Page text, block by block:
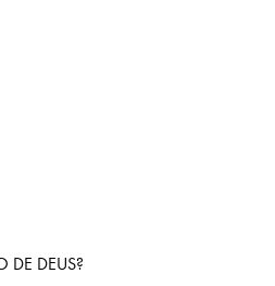
DE DEUS?